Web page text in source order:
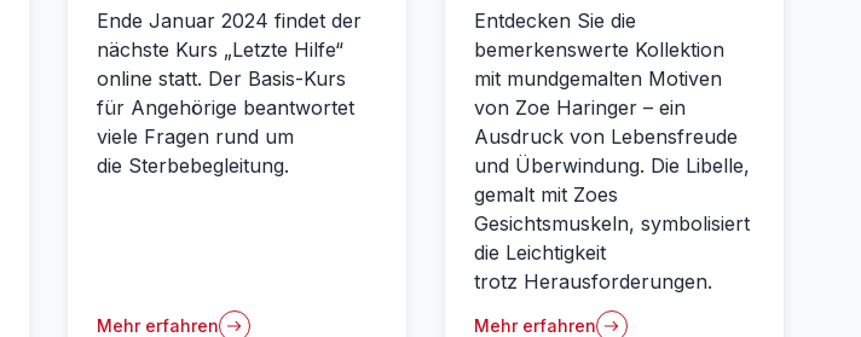
Ende Januar 2024 findet der
nächste Kurs „Letzte Hilfe“
online statt. Der Basis-Kurs
für Angehörige beantwortet
viele Fragen rund um
die Sterbebegleitung.
Mehr erfahren
Entdecken Sie die
bemerkenswerte Kollektion
mit mundgemalten Motiven
von Zoe Haringer – ein
Ausdruck von Lebensfreude
und Überwindung. Die Libelle,
gemalt mit Zoes
Gesichtsmuskeln, symbolisiert
die Leichtigkeit
trotz Herausforderungen.
Mehr erfahren